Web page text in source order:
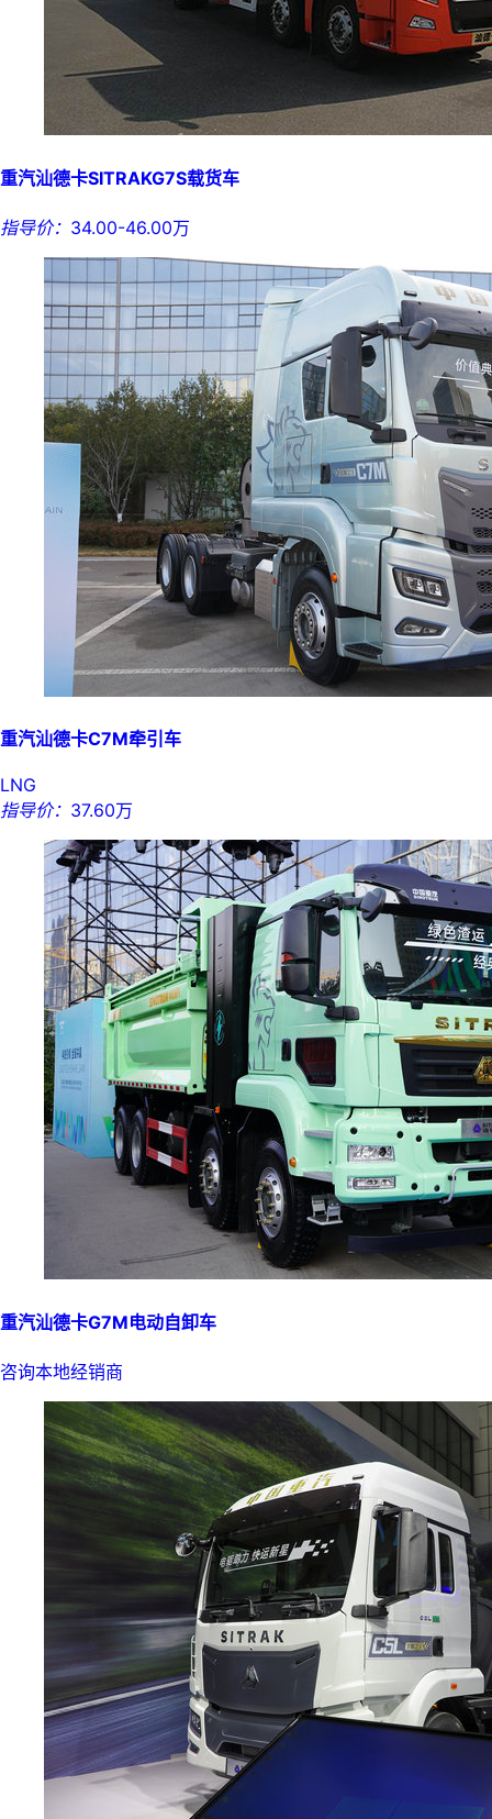
重汽汕德卡SITRAKG7S载货车
指导价： 34.00-46.00万
重汽汕德卡C7M牵引车
LNG
指导价： 37.60万
重汽汕德卡G7M电动自卸车
咨询本地经销商